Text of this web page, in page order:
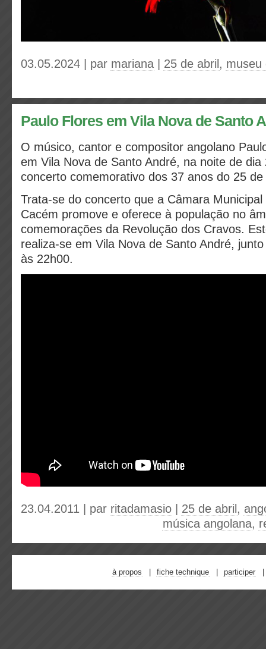
03.05.2024 | par mariana 25 de abril , museu
Paulo Flores em Vila Nova de Santo
O músico, cantor e compositor angolano
em Vila Nova de Santo André, na noite de dia
concerto comemorativo dos 37 anos do 25 de
Trata-se do concerto que a Câmara
Cacém promove e oferece à população no
comemorações da Revolução dos Cravos.
realiza-se em Vila Nova de Santo André,
às 22h00.
23.04.2011 | par ritadamasio 25 de abril ,
música angolana,
à propos fiche technique participer